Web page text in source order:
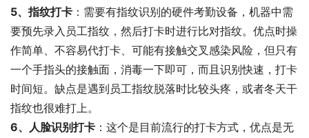
5、指纹打卡 ：需要有指纹识别的硬件考勤设备，机器中需
要预先录入员工指纹，然后打卡时进行比对指纹。优点时操
作简单、不容易代打卡、可能有接触交叉感染风险，但只有
一个手指头的接触面，消毒一下即可，而且识别快速，打卡
时间短。缺点是遇到员工指纹脱落时比较头疼，或者冬天干
指纹也很难打上。
6、人脸识别打卡 ：这个是目前流行的打卡方式，优点是无